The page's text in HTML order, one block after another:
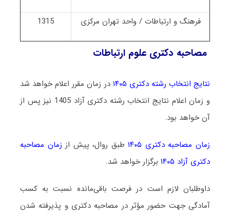
فرهنگ و ارتباطات / واحد تهران مرکزی 1315
مصاحبه دکتری علوم ارتباطات
نتایج انتخاب رشته دکتری ۱۴۰۵
در زمان مقرر اعلام خواهد شد
و زمان اعلام نتایج انتخاب رشته دکتری آزاد 1405 نیز پس از
آن خواهد بود.
زمان مصاحبه دکتری ۱۴۰۵ طبق روال، پیش از زمان مصاحبه
دکتری آزاد ۱۴۰۵
برگزار خواهد شد.
داوطلبان لازم است در فرصت باقی‌مانده نسبت به کسب
آمادگی جهت حضور مؤثر در مصاحبه دکتری و پذیرفته شدن